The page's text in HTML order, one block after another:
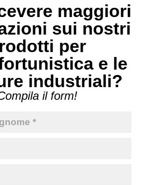
maggiori
sui nostri
per
e le
industriali?
il form!